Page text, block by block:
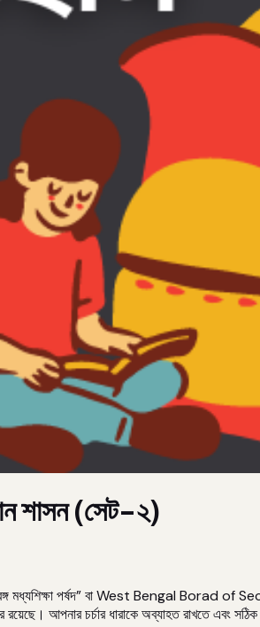
শাসন (সেট-২)
পর্ষদ” বা West Bengal Borad of
আপনার চর্চার ধারাকে অব্যাহত রাখতে এবং